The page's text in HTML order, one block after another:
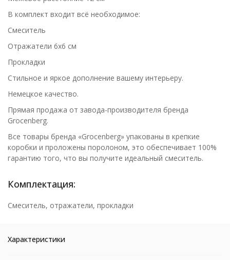
В комплект входит всё необходимое:
Смеситель
Отражатели 6х6 см
Прокладки
Стильное и яркое дополнение вашему интерьеру.
Немецкое качество.
Прямая продажа от завода-производителя бренда
Grocenberg.
Все товары бренда «Grocenberg» упакованы в крепкие
коробки и проложены поролоном, это обеспечивает 100%
гарантию того, что вы получите идеальный смеситель.
Комплектация:
Смеситель, отражатели, прокладки
Характеристики